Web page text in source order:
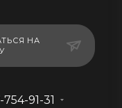
НА
91-31